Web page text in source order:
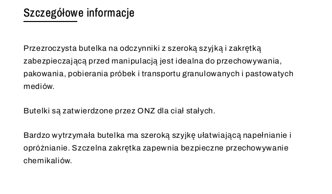
Szczegółowe informacje
Przezroczysta butelka na odczynniki z szeroką szyjką i zakrętką
zabezpieczającą przed manipulacją jest idealna do przechowywania,
pakowania, pobierania próbek i transportu granulowanych i pastowatych
mediów.
Butelki są zatwierdzone przez ONZ dla ciał stałych.
Bardzo wytrzymała butelka ma szeroką szyjkę ułatwiającą napełnianie i
opróżnianie. Szczelna zakrętka zapewnia bezpieczne przechowywanie
chemikaliów.